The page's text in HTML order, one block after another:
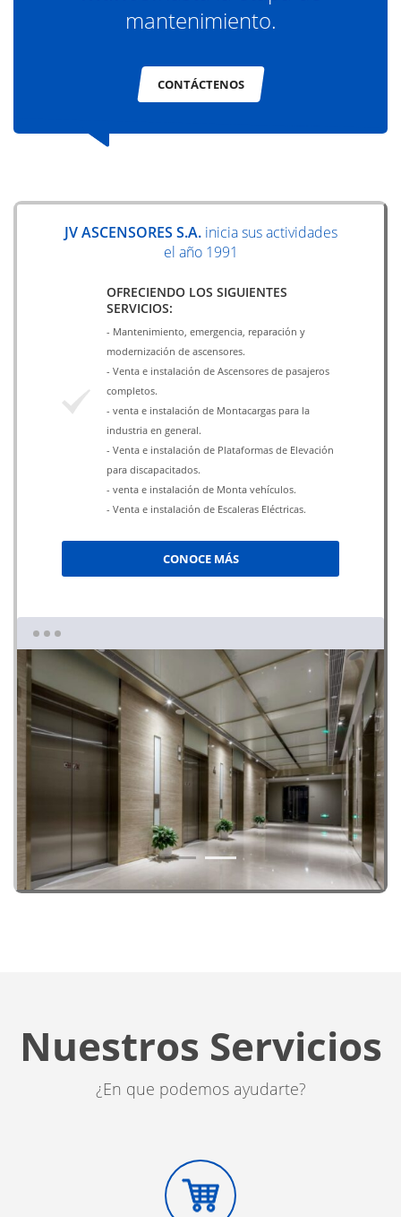
mantenimiento.
CONTÁCTENOS
JV ASCENSORES S.A. inicia sus actividades
el año 1991
OFRECIENDO LOS SIGUIENTES
SERVICIOS:
- Mantenimiento, emergencia, reparación y
modernización de ascensores.
- Venta e instalación de Ascensores de pasajeros
completos.
- venta e instalación de Montacargas para la
industria en general.
- Venta e instalación de Plataformas de Elevación
para discapacitados.
- venta e instalación de Monta vehículos.
- Venta e instalación de Escaleras Eléctricas.
CONOCE MÁS
1 2
Nuestros Servicios
¿En que podemos ayudarte?